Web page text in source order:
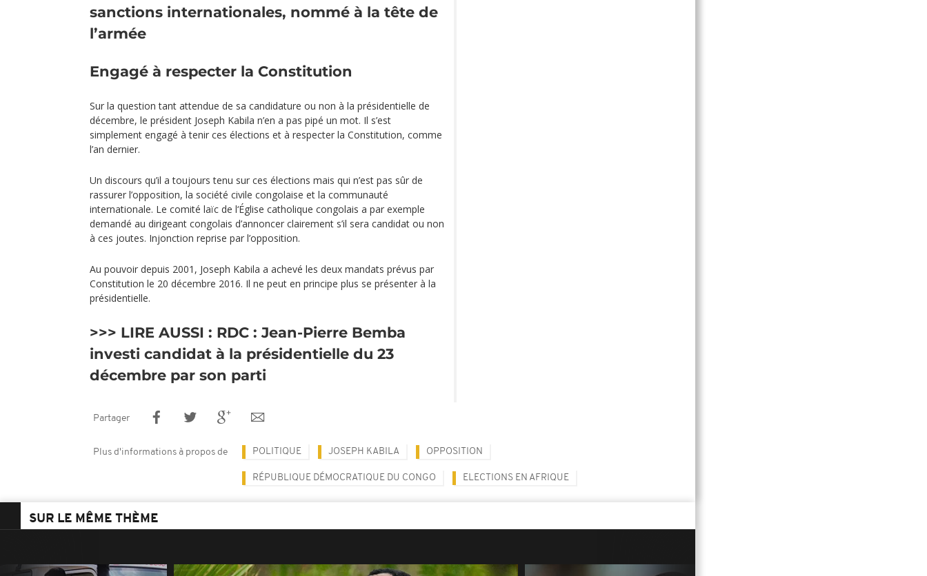
sanctions internationales, nommé à la tête de
l’armée
Engagé à respecter la Constitution
Sur la question tant attendue de sa candidature ou non à la présidentielle de
décembre, le président Joseph Kabila n’en a pas pipé un mot. Il s’est
simplement engagé à tenir ces élections et à respecter la Constitution, comme
l’an dernier.
Un discours qu’il a toujours tenu sur ces élections mais qui n’est pas sûr de
rassurer l’opposition, la société civile congolaise et la communauté
internationale. Le comité laïc de l‘Église catholique congolais a par exemple
demandé au dirigeant congolais d’annoncer clairement s’il sera candidat ou non
à ces joutes. Injonction reprise par l’opposition.
Au pouvoir depuis 2001, Joseph Kabila a achevé les deux mandats prévus par
Constitution le 20 décembre 2016. Il ne peut en principe plus se présenter à la
présidentielle.
>>> LIRE AUSSI : RDC : Jean-Pierre Bemba
investi candidat à la présidentielle du 23
décembre par son parti
Partager
Plus d'informations à propos de POLITIQUE JOSEPH KABILA OPPOSITION
RÉPUBLIQUE DÉMOCRATIQUE DU CONGO ELECTIONS EN AFRIQUE
SUR LE MÊME THÈME